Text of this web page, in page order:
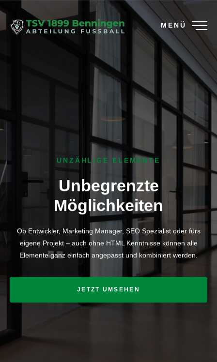
MENÜ
UNZÄHLIGE ELEMENTE
Unbegrenzte
Möglichkeiten
Ob Entwickler, Marketing Manager, SEO Spezialist oder fürs
eigene Projekt – auch ohne HTML Kenntnisse können alle
Elemente ganz einfach angepasst und kombiniert werden.
JETZT UMSEHEN